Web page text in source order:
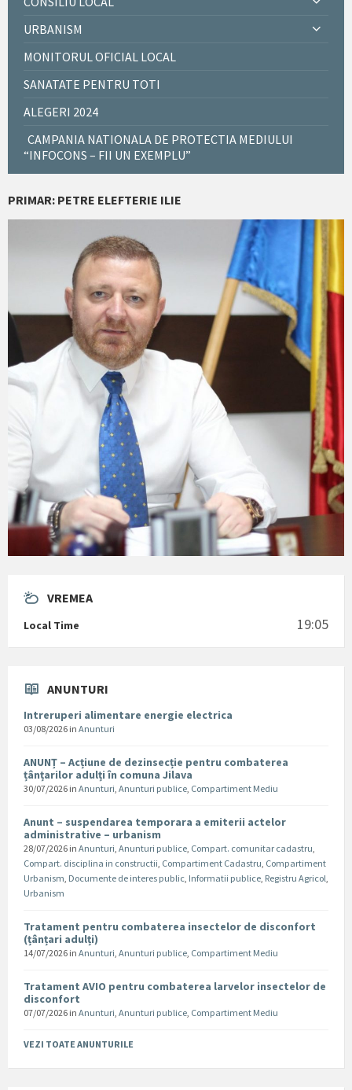
URBANISM
MONITORUL OFICIAL LOCAL
SANATATE PENTRU TOTI
ALEGERI 2024
CAMPANIA NATIONALA DE PROTECTIA MEDIULUI
“INFOCONS – FII UN EXEMPLU”
PRIMAR: PETRE ELEFTERIE ILIE
VREMEA
Local Time 19:05
ANUNTURI
Intreruperi alimentare energie electrica
03/08/2026 in Anunturi
ANUNȚ – Acțiune de dezinsecție pentru combaterea
țânțarilor adulți în comuna Jilava
30/07/2026 in Anunturi, Anunturi publice, Compartiment Mediu
Anunt – suspendarea temporara a emiterii actelor
administrative – urbanism
28/07/2026 in Anunturi, Anunturi publice, Compart. comunitar cadastru,
Compart. disciplina in constructii, Compartiment Cadastru, Compartiment
Urbanism, Documente de interes public, Informatii publice, Registru Agricol,
Urbanism
Tratament pentru combaterea insectelor de disconfort
(țânțari adulți)
14/07/2026 in Anunturi, Anunturi publice, Compartiment Mediu
Tratament AVIO pentru combaterea larvelor insectelor de
disconfort
07/07/2026 in Anunturi, Anunturi publice, Compartiment Mediu
VEZI TOATE ANUNTURILE